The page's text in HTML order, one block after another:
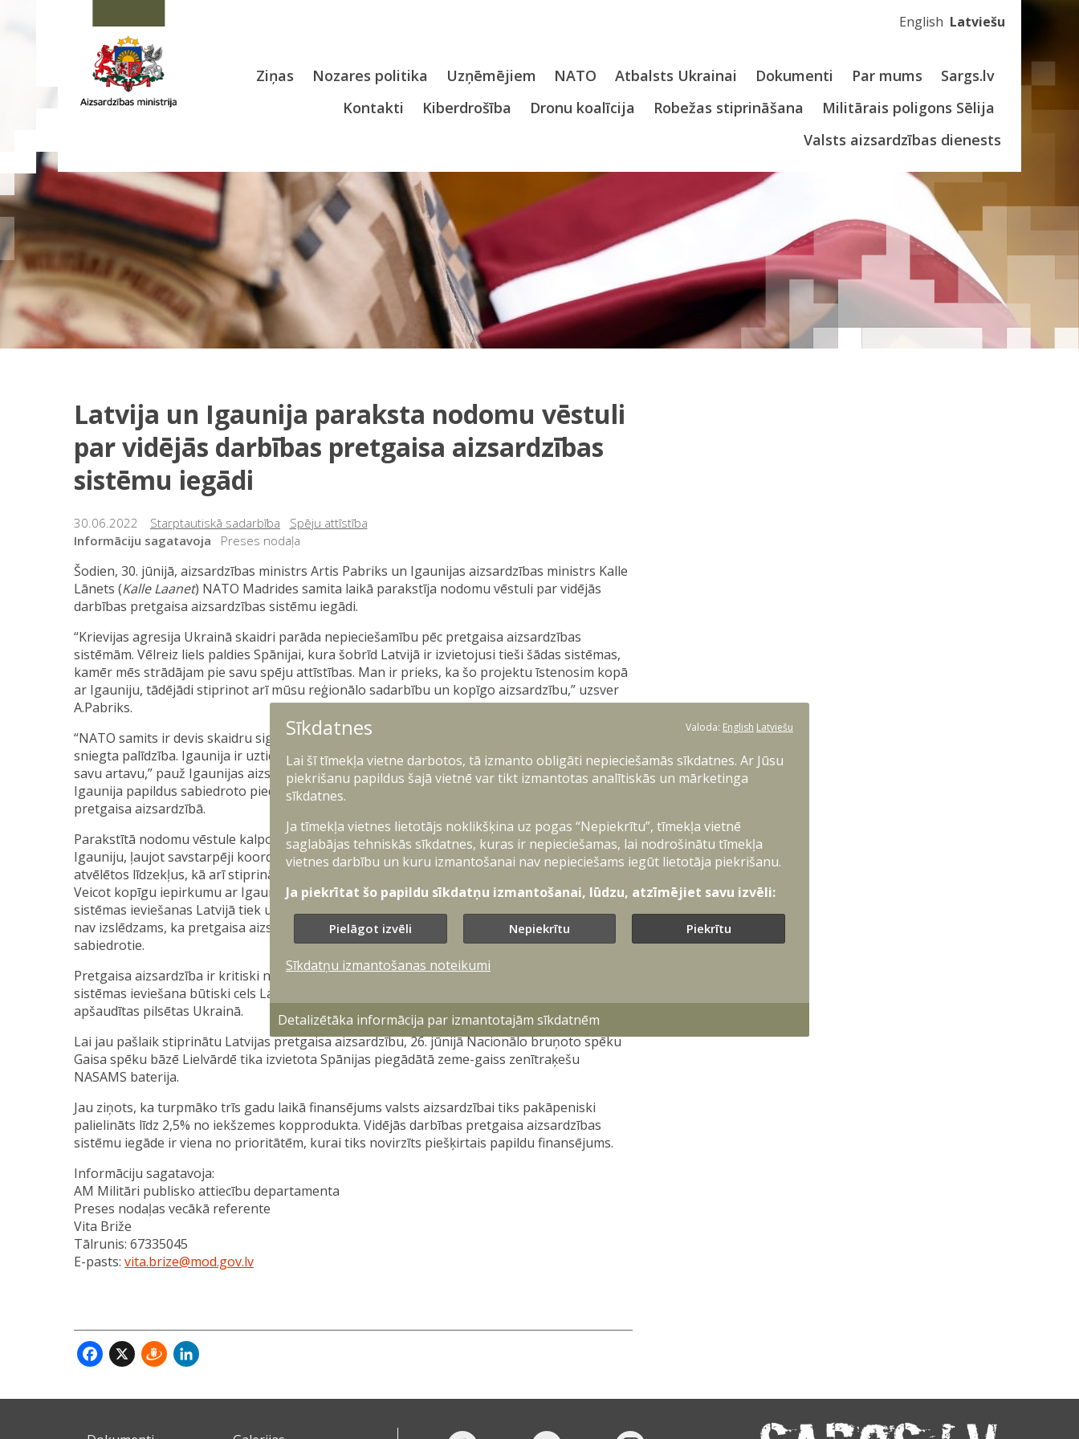
English Latviešu
Ziņas Nozares politika Uzņēmējiem NATO Atbalsts Ukrainai Dokumenti Par mums
Sargs.lv
Kontakti
Kiberdrošība Dronu koalīcija Robežas stiprināšana
Militārais poligons Sēlija
Valsts aizsardzības dienests
Latvija un Igaunija paraksta nodomu vēstuli
par vidējās darbības pretgaisa aizsardzības
sistēmu iegādi
30.06.2022 Starptautiskā sadarbība
Spēju attīstība
Informāciju sagatavoja
Preses nodaļa
Šodien, 30. jūnijā, aizsardzības ministrs Artis Pabriks un Igaunijas aizsardzības ministrs Kalle
Lānets (Kalle Laanet) NATO Madrides samita laikā parakstīja nodomu vēstuli par vidējās
darbības pretgaisa aizsardzības sistēmu iegādi.
“Krievijas agresija Ukrainā skaidri parāda nepieciešamību pēc pretgaisa aizsardzības
sistēmām. Vēlreiz liels paldies Spānijai, kura šobrīd Latvijā ir izvietojusi tieši šādas sistēmas,
kamēr mēs strādājam pie savu spēju attīstības. Man ir prieks, ka šo projektu īstenosim kopā
ar Igauniju, tādējādi stiprinot arī mūsu reģionālo sadarbību un kopīgo aizsardzību,” uzsver
A.Pabriks.
“NATO samits ir devis skaidru signālu, ka tiem, kuri ir gatavi paši ieguldīt aizsardzībā, tiks
sniegta palīdzība. Igaunija ir uzticams sabiedrotais un noteikti viena no tām valstīm, kas dos
savu artavu,” pauž Igaunijas aizsardzības ministrs K. Lānets, atzīstot, ka ir svarīgi tas, ka
Igaunija papildus sabiedroto piedāvātajam atbalstam, ir gatava dot savu ieguldījumu
pretgaisa aizsardzībā.
Parakstītā nodomu vēstule kalpos par pamatu kopīga iepirkuma līguma slēgšanai ar
Igauniju, ļaujot savstarpēji koordinēt īstenojamos pasākumus, efektīvi izlietot aizsardzībai
atvēlētos līdzekļus, kā arī stiprināt reģiona stabilitāti un drošību kopumā.
Veicot kopīgu iepirkumu ar Igauniju, darbs pie vidējas darbības pretgaisa aizsardzības
sistēmas ieviešanas Latvijā tiek uzsākts nekavējoties, apzinoties spējas svarīgumu. Tāpat
nav izslēdzams, ka pretgaisa aizsardzības sistēmu iegādē varētu tikt piesaistīti arī citi
sabiedrotie.
Pretgaisa aizsardzība ir kritiski nozīmīgs elements Latvijas militārajā drošībā, jo šādas
sistēmas ieviešana būtiski cels Latvijas spējas notriekt raķetes, ar kādām šobrīd tiek
apšaudītas pilsētas Ukrainā.
Lai jau pašlaik stiprinātu Latvijas pretgaisa aizsardzību, 26. jūnijā Nacionālo bruņoto spēku
Gaisa spēku bāzē Lielvārdē tika izvietota Spānijas piegādātā zeme-gaiss zenītraķešu
NASAMS baterija.
Jau ziņots, ka turpmāko trīs gadu laikā finansējums valsts aizsardzībai tiks pakāpeniski
palielināts līdz 2,5% no iekšzemes kopprodukta. Vidējās darbības pretgaisa aizsardzības
sistēmu iegāde ir viena no prioritātēm, kurai tiks novirzīts piešķirtais papildu finansējums.
Informāciju sagatavoja:
AM Militāri publisko attiecību departamenta
Preses nodaļas vecākā referente
Vita Briže
Tālrunis: 67335045
E-pasts: vita.brize@mod.gov.lv
Facebook
X Draugiem
Sīkdatnes Valoda: English Latviešu
Lai šī tīmekļa vietne darbotos, tā izmanto obligāti nepieciešamās sīkdatnes. Ar Jūsu
piekrišanu papildus šajā vietnē var tikt izmantotas analītiskās un mārketinga
sīkdatnes.
Ja tīmekļa vietnes lietotājs noklikšķina uz pogas “Nepiekrītu”, tīmekļa vietnē
saglabājas tehniskās sīkdatnes, kuras ir nepieciešamas, lai nodrošinātu tīmekļa
vietnes darbību un kuru izmantošanai nav nepieciešams iegūt lietotāja piekrišanu.
Ja piekrītat šo papildu sīkdatņu izmantošanai, lūdzu, atzīmējiet savu izvēli:
Pielāgot izvēli Nepiekrītu Piekrītu
Sīkdatņu izmantošanas noteikumi
Detalizētāka informācija par izmantotajām sīkdatnēm